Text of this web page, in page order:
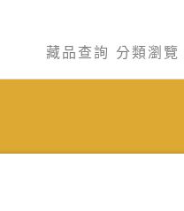
藏品查詢 分類瀏覽